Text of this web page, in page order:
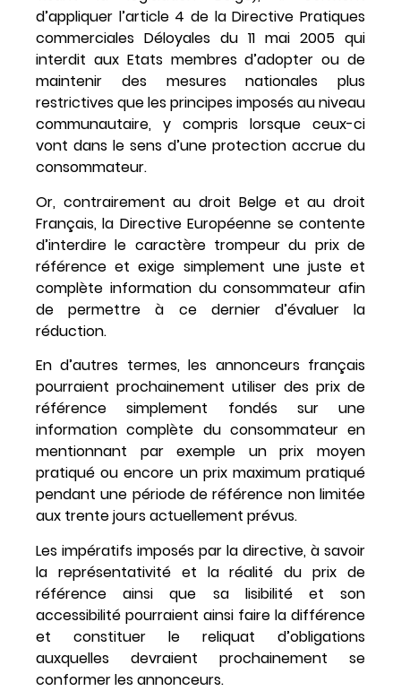
d’appliquer l’article 4 de la Directive Pratiques
commerciales Déloyales du 11 mai 2005 qui
interdit aux Etats membres d’adopter ou de
maintenir des mesures nationales plus
restrictives que les principes imposés au niveau
communautaire, y compris lorsque ceux-ci
vont dans le sens d’une protection accrue du
consommateur.
Or, contrairement au droit Belge et au droit
Français, la Directive Européenne se contente
d’interdire le caractère trompeur du prix de
référence et exige simplement une juste et
complète information du consommateur afin
de permettre à ce dernier d’évaluer la
réduction.
En d’autres termes, les annonceurs français
pourraient prochainement utiliser des prix de
référence simplement fondés sur une
information complète du consommateur en
mentionnant par exemple un prix moyen
pratiqué ou encore un prix maximum pratiqué
pendant une période de référence non limitée
aux trente jours actuellement prévus.
Les impératifs imposés par la directive, à savoir
la représentativité et la réalité du prix de
référence ainsi que sa lisibilité et son
accessibilité pourraient ainsi faire la différence
et constituer le reliquat d’obligations
auxquelles devraient prochainement se
conformer les annonceurs.